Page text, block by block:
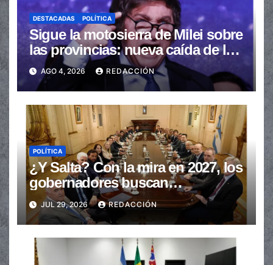
DESTACADAS POLÍTICA
Sigue la motosierra de Milei sobre
las provincias: nueva caída de las
transferencias no automáticas
AGO 4, 2026 REDACCIÓN
POLÍTICA
¿Y Salta? Con la mira en 2027, los
gobernadores buscan
provincializar la elección
JUL 29, 2026 REDACCIÓN